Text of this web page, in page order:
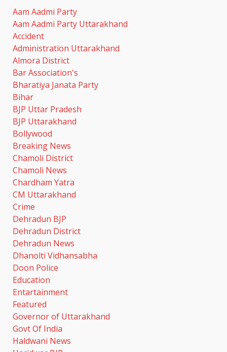
Aam Aadmi Party
Aam Aadmi Party Uttarakhand
Accident
Administration Uttarakhand
Almora District
Bar Association's
Bharatiya Janata Party
Bihar
BJP Uttar Pradesh
BJP Uttarakhand
Bollywood
Breaking News
Chamoli District
Chamoli News
Chardham Yatra
CM Uttarakhand
Crime
Dehradun BJP
Dehradun District
Dehradun News
Dhanolti Vidhansabha
Doon Police
Education
Entartainment
Featured
Governor of Uttarakhand
Govt Of India
Haldwani News